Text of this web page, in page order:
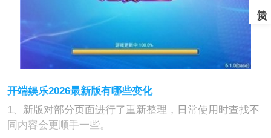
开端娱乐2026最新版有哪些变化
1、新版对部分页面进行了重新整理，日常使用时查找不
同内容会更顺手一些。